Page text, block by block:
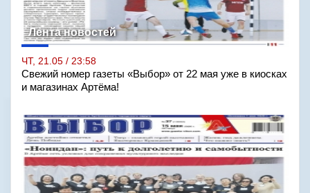
Лента новостей
ЧТ, 21.05 / 23:58
Свежий номер газеты «Выбор» от 22 мая уже в киосках
и магазинах Артёма!